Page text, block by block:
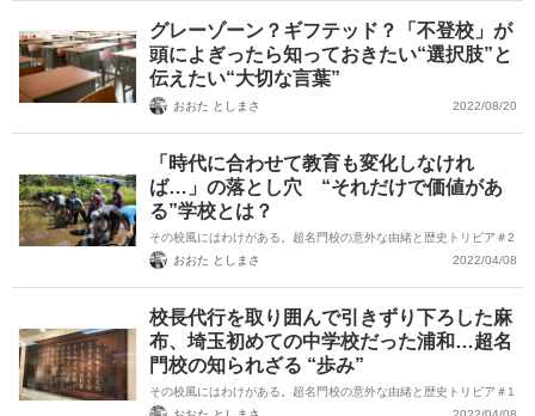
グレーゾーン？ギフテッド？「不登校」が
頭によぎったら知っておきたい“選択肢”と
伝えたい“大切な言葉”
おおた としまさ 2022/08/20
「時代に合わせて教育も変化しなけれ
ば…」の落とし穴 “それだけで価値があ
る”学校とは？
その校風にはわけがある。超名門校の意外な由緒と歴史トリビア＃2
おおた としまさ
2022/04/08
校長代行を取り囲んで引きずり下ろした麻
布、埼玉初めての中学校だった浦和…超名
門校の知られざる “歩み”
その校風にはわけがある。超名門校の意外な由緒と歴史トリビア＃1